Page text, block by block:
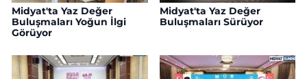
Midyat'ta Yaz Değer
Buluşmaları Yoğun İlgi
Görüyor
Midyat'ta Yaz Değer
Buluşmaları Sürüyor